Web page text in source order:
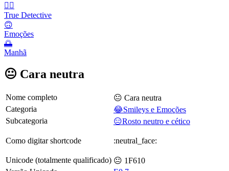
🕵️‍♂️
True Detective
🙃
Emoções
🌅
Manhã
😐 Cara neutra
Nome completo
😐 Cara neutra
Categoria
😂Smileys e Emoções
Subcategoria
😑Rosto neutro e cético
Como digitar shortcode :neutral_face:
Unicode (totalmente qualificado) 😐 1F610